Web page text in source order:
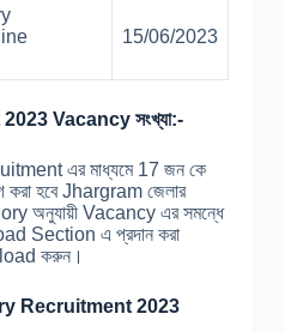
15/06/2023
Vacancy সংখ্যা:-
এর মাধ্যমে 17 জন কে
হবে Jhargram জেলার
অনুযায়ী Vacancy এর সমন্ধে
Section এ প্রদান করা
করুন।
Recruitment 2023